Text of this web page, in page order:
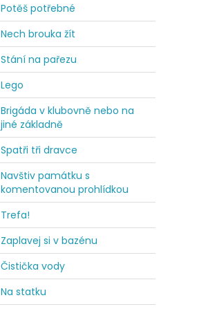
Potěš potřebné
Nech brouka žít
Stání na pařezu
Lego
Brigáda v klubovně nebo na
jiné základně
Spatři tři dravce
Navštiv památku s
komentovanou prohlídkou
Trefa!
Zaplavej si v bazénu
Čistička vody
Na statku